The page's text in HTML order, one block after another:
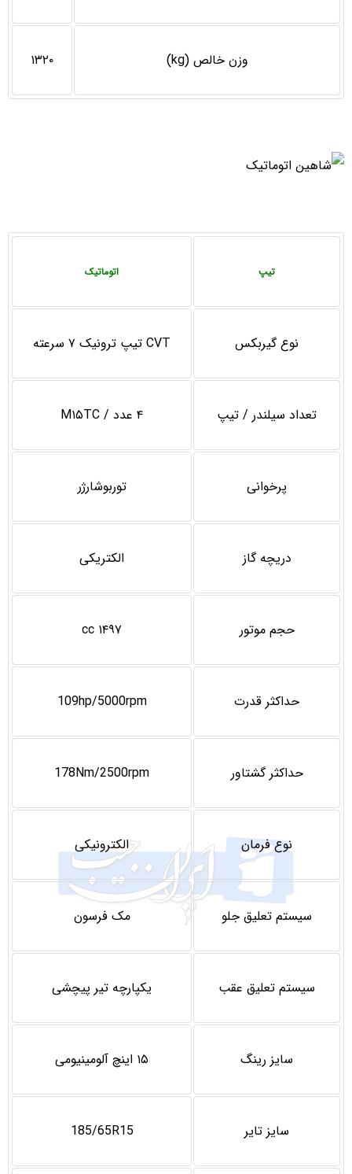
وزن خالص (kg) ۱۳۲۰
تیپ اتوماتیک
نوع گيربكس CVT تیپ ترونیک ۷ سرعته
تعداد سیلندر / تیپ ۴ عدد / M۱۵TC
پرخوانی توربوشارژر
دریچه گاز الکتریکی
حجم موتور ۱۴۹۷ cc
حداكثر قدرت 109hp/5000rpm
حداكثر گشتاور 178Nm/2500rpm
نوع فرمان الکترونیکی
سيستم تعليق جلو مک فرسون
سيستم تعليق عقب یکپارچه تیر پیچشی
سایز رینگ ۱۵ اینچ آلومینیومی
سایز تاير 185/65R15